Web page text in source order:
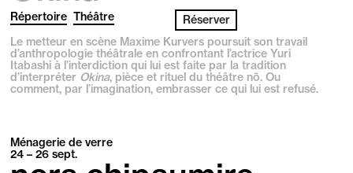
Répertoire Théâtre
Réserver
Le metteur en scène Maxime Kurvers poursuit son travail
d’anthropologie théâtrale en confrontant l’actrice Yuri
Itabashi à l’interdiction qui lui est faite par la tradition
d’interpréter Okina, pièce et rituel du théâtre nō. Ou
comment, par l’imagination, embrasser ce qui lui est refusé.
Ménagerie de verre
24 – 26sept.